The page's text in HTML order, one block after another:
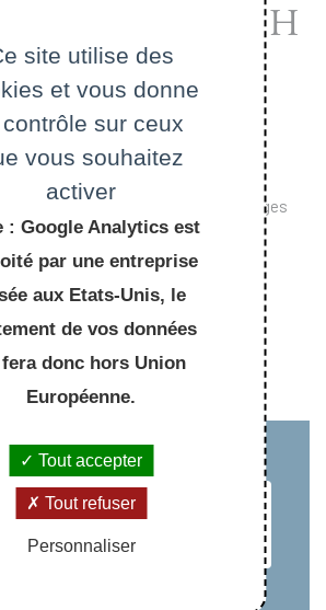
À L'ETH
ZÜRICH
les programmes sur les pages
semestre d'automne 2024
semestre de printemps 2025
site utilise des
et vous donne
sur ceux
vous souhaitez
activer
: Google Analytics est
par une entreprise
aux Etats-Unis, le
de vos données
donc hors Union
Européenne.
Tout accepter
Tout refuser
Personnaliser